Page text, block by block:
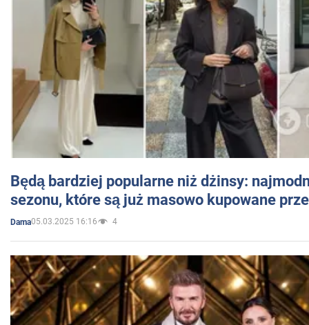
Będą bardziej popularne niż dżinsy:
sezonu, które są już masowo kupowane
Dama05.03.2025 16:16 4